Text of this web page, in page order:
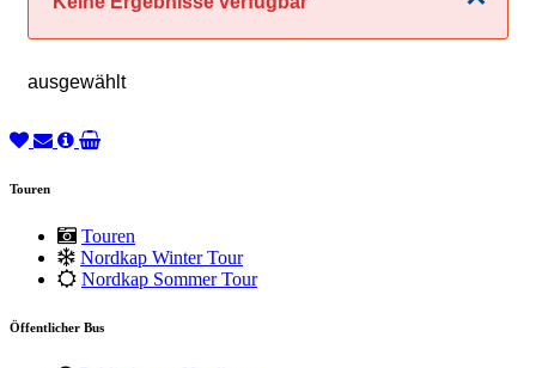
ausgewählt
Touren
Touren
Nordkap Winter Tour
Nordkap Sommer Tour
Öffentlicher Bus